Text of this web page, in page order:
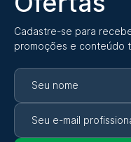
Cadastre-se para
promoções e conteúdo